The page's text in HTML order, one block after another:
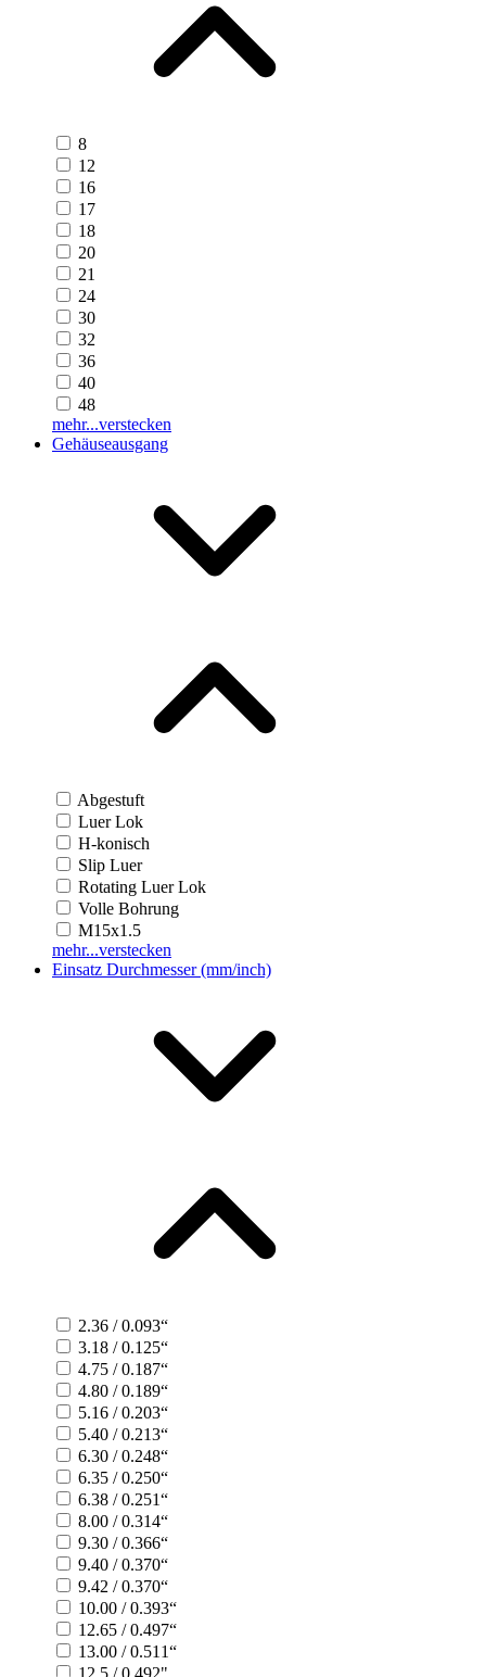
8
12
16
17
18
20
21
24
30
32
36
40
48
mehr...verstecken
Gehäuseausgang
Abgestuft
Luer Lok
H-konisch
Slip Luer
Rotating Luer Lok
Volle Bohrung
M15x1.5
mehr...verstecken
Einsatz Durchmesser (mm/inch)
2.36 / 0.093“
3.18 / 0.125“
4.75 / 0.187“
4.80 / 0.189“
5.16 / 0.203“
5.40 / 0.213“
6.30 / 0.248“
6.35 / 0.250“
6.38 / 0.251“
8.00 / 0.314“
9.30 / 0.366“
9.40 / 0.370“
9.42 / 0.370“
10.00 / 0.393“
12.65 / 0.497“
13.00 / 0.511“
12.5 / 0.492"